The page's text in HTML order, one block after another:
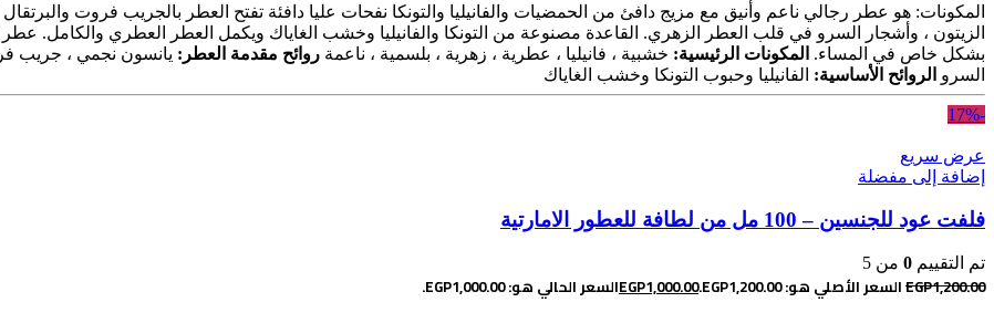
المكونات: هو عطر رجالي ناعم وأنيق مع مزيج دافئ من الحمضيات والفانيليا والتونكا نفحات عليا دافئة تفتح العطر بالجريب فروت والبرتقال
الزيتون ، وأشجار السرو في قلب العطر الزهري. القاعدة مصنوعة من التونكا والفانيليا وخشب الغاياك ويكمل العطر العطري والكامل.
بشكل خاص في المساء. المكونات الرئيسية: خشبية ، فانيليا ، عطرية ، زهرية ، بلسمية ، ناعمة روائح مقدمة العطر: يانسون نجمي ، جريب
السرو الروائح الأساسية: الفانيليا وحبوب التونكا وخشب الغاياك
-17%
عرض سريع
إضافة إلى مفضلة
فلفت عود للجنسين – 100 مل من لطافة للعطور الامارتية
تم التقييم 0 من 5
EGP1,200.00 السعر الأصلي هو: EGP1,200.00. EGP1,000.00 السعر الحالي هو: EGP1,000.00.